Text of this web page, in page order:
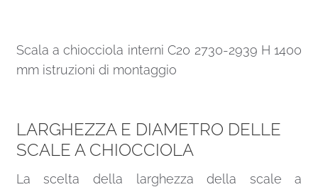
Scala a chiocciola interni C20 2730-2939 H 1400
mm istruzioni di montaggio
LARGHEZZA E DIAMETRO DELLE
SCALE A CHIOCCIOLA
La scelta della larghezza della scale a